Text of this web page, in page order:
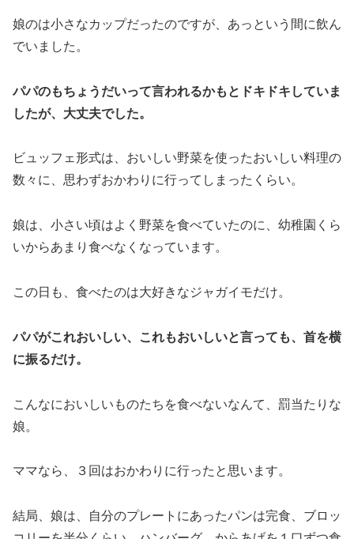
娘のは小さなカップだったのですが、あっという間に飲ん
でいました。
パパのもちょうだいって言われるかもとドキドキしていま
したが、大丈夫でした。
ビュッフェ形式は、おいしい野菜を使ったおいしい料理の
数々に、思わずおかわりに行ってしまったくらい。
娘は、小さい頃はよく野菜を食べていたのに、幼稚園くら
いからあまり食べなくなっています。
この日も、食べたのは大好きなジャガイモだけ。
パパがこれおいしい、これもおいしいと言っても、首を横
に振るだけ。
こんなにおいしいものたちを食べないなんて、罰当たりな
娘。
ママなら、３回はおかわりに行ったと思います。
結局、娘は、自分のプレートにあったパンは完食、ブロッ